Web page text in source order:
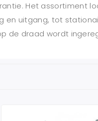
Het assortiment
uitgang, tot
de draad wordt